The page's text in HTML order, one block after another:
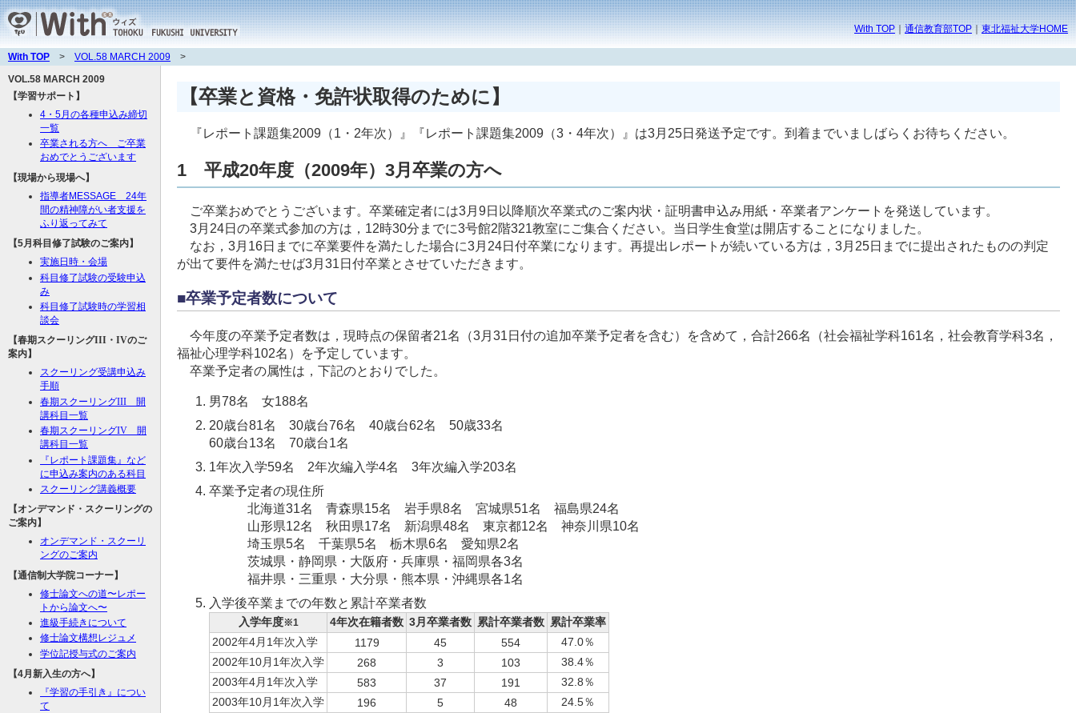
With TOP｜通信教育部TOP｜東北福祉大学HOME
With TOP > VOL.58 MARCH 2009 >
VOL.58 MARCH 2009
【学習サポート】
4・5月の各種申込み締切
一覧
卒業される方へ ご卒業
おめでとうございます
【現場から現場へ】
指導者MESSAGE 24年
間の精神障がい者支援を
ふり返ってみて
【5月科目修了試験のご案内】
実施日時・会場
科目修了試験の受験申込
み
科目修了試験時の学習相
談会
【春期スクーリングIII・IVのご
案内】
スクーリング受講申込み
手順
春期スクーリングIII 開
講科目一覧
春期スクーリングIV 開
講科目一覧
『レポート課題集』など
に申込み案内のある科目
スクーリング講義概要
【オンデマンド・スクーリングの
ご案内】
オンデマンド・スクーリ
ングのご案内
【通信制大学院コーナー】
修士論文への道〜レポー
トから論文へ〜
進級手続きについて
修士論文構想レジュメ
学位記授与式のご案内
【4月新入生の方へ】
『学習の手引き』につい
て
【卒業と資格・免許状取得のために】
『レポート課題集2009（1・2年次）』『レポート課題集2009（3・4年次）』は3月25日発送予定です。到着までいましばらくお待ちください。
1 平成20年度（2009年）3月卒業の方へ
ご卒業おめでとうございます。卒業確定者には3月9日以降順次卒業式のご案内状・証明書申込み用紙・卒業者アンケートを発送しています。
3月24日の卒業式参加の方は，12時30分までに3号館2階321教室にご集合ください。当日学生食堂は開店することになりました。
なお，3月16日までに卒業要件を満たした場合に3月24日付卒業になります。再提出レポートが続いている方は，3月25日までに提出されたものの判定
が出て要件を満たせば3月31日付卒業とさせていただきます。
■卒業予定者数について
今年度の卒業予定者数は，現時点の保留者21名（3月31日付の追加卒業予定者を含む）を含めて，合計266名（社会福祉学科161名，社会教育学科3名，
福祉心理学科102名）を予定しています。
卒業予定者の属性は，下記のとおりでした。
男78名 女188名
20歳台81名 30歳台76名 40歳台62名 50歳33名
60歳台13名 70歳台1名
1年次入学59名 2年次編入学4名 3年次編入学203名
卒業予定者の現住所
北海道31名 青森県15名 岩手県8名 宮城県51名 福島県24名
山形県12名 秋田県17名 新潟県48名 東京都12名 神奈川県10名
埼玉県5名 千葉県5名 栃木県6名 愛知県2名
茨城県・静岡県・大阪府・兵庫県・福岡県各3名
福井県・三重県・大分県・熊本県・沖縄県各1名
入学後卒業までの年数と累計卒業者数
入学年度※1 4年次在籍者数 3月卒業者数 累計卒業者数 累計卒業率
2002年4月1年次入学
1179 45 554
47.0％
2002年10月1年次入学
268 3 103
38.4％
2003年4月1年次入学
583 37 191
32.8％
2003年10月1年次入学
196 5 48
24.5％